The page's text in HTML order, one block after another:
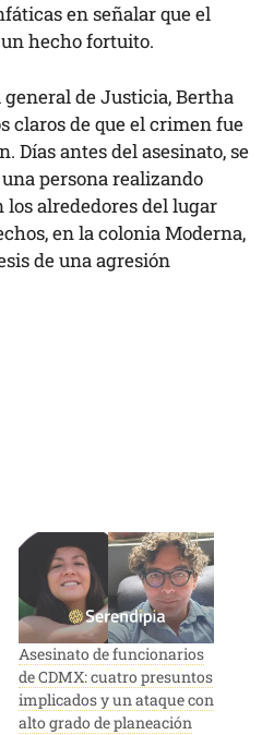
en señalar que el
hecho fortuito.
de Justicia, Bertha
claros de que el crimen fue
Días antes del asesinato, se
persona realizando
alrededores del lugar
en la colonia Moderna,
de una agresión
Asesinato de funcionarios
de CDMX: cuatro presuntos
implicados y un ataque con
alto grado de planeación